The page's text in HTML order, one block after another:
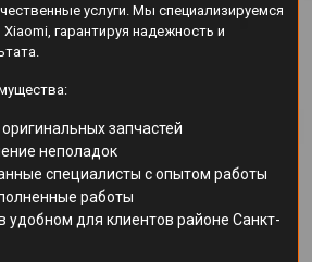
услуги. Мы специализируемся
гарантируя надежность и
запчастей
неполадок
специалисты с опытом работы
работы
удобном для клиентов районе Санкт-